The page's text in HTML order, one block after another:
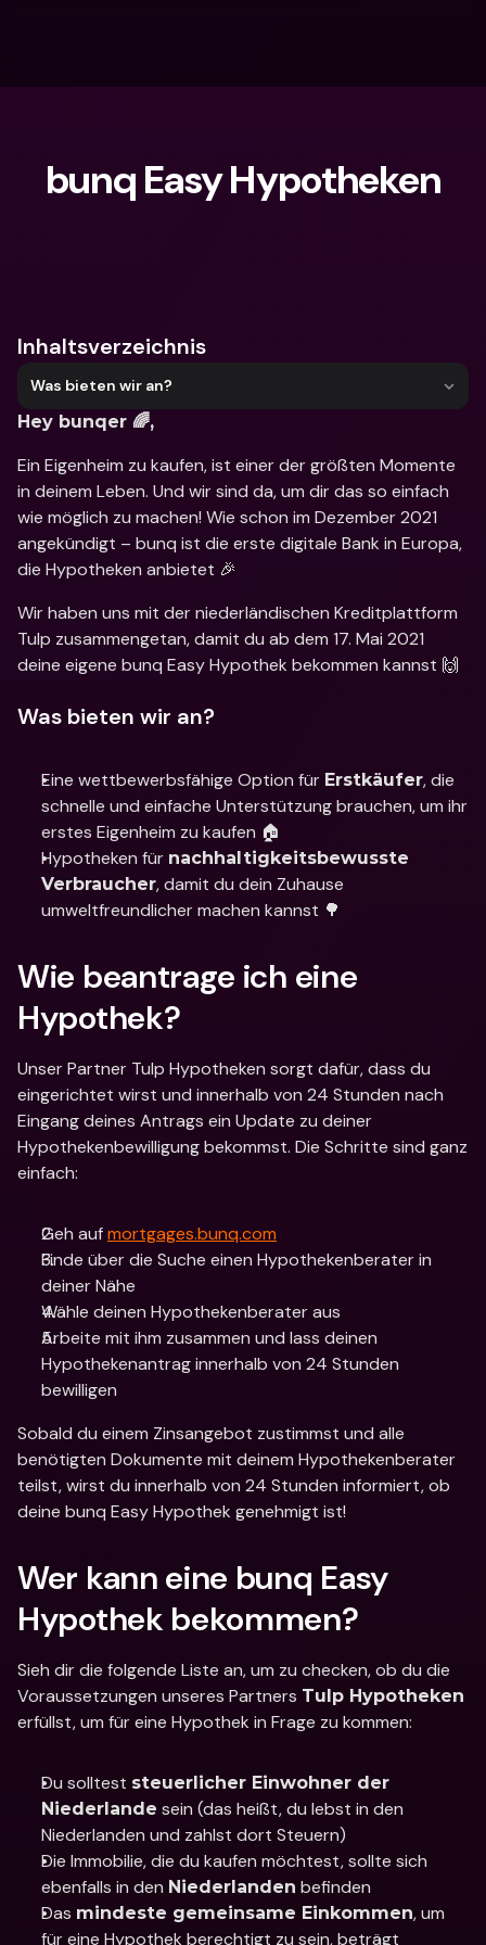
bunq Easy Hypotheken
Inhaltsverzeichnis
Was bieten wir an?
Hey bunqer 🌈,
Ein Eigenheim zu kaufen, ist einer der größten Momente
in deinem Leben. Und wir sind da, um dir das so einfach
wie möglich zu machen! Wie schon im Dezember 2021
angekündigt – bunq ist die erste digitale Bank in Europa,
die Hypotheken anbietet 🎉
Wir haben uns mit der niederländischen Kreditplattform
Tulp zusammengetan, damit du ab dem 17. Mai 2021
deine eigene bunq Easy Hypothek bekommen kannst 🙌
Was bieten wir an?
Eine wettbewerbsfähige Option für Erstkäufer, die
schnelle und einfache Unterstützung brauchen, um ihr
erstes Eigenheim zu kaufen 🏠
Hypotheken für nachhaltigkeitsbewusste
Verbraucher, damit du dein Zuhause
umweltfreundlicher machen kannst 🌳
Wie beantrage ich eine
Hypothek?
Unser Partner Tulp Hypotheken sorgt dafür, dass du
eingerichtet wirst und innerhalb von 24 Stunden nach
Eingang deines Antrags ein Update zu deiner
Hypothekenbewilligung bekommst. Die Schritte sind ganz
einfach:
Geh auf mortgages.bunq.com
Finde über die Suche einen Hypothekenberater in
deiner Nähe
Wähle deinen Hypothekenberater aus
Arbeite mit ihm zusammen und lass deinen
Hypothekenantrag innerhalb von 24 Stunden
bewilligen
Sobald du einem Zinsangebot zustimmst und alle
benötigten Dokumente mit deinem Hypothekenberater
teilst, wirst du innerhalb von 24 Stunden informiert, ob
deine bunq Easy Hypothek genehmigt ist!
Wer kann eine bunq Easy
Hypothek bekommen?
Sieh dir die folgende Liste an, um zu checken, ob du die
Voraussetzungen unseres Partners Tulp Hypotheken
erfüllst, um für eine Hypothek in Frage zu kommen:
Du solltest steuerlicher Einwohner der
Niederlande sein (das heißt, du lebst in den
Niederlanden und zahlst dort Steuern)
Die Immobilie, die du kaufen möchtest, sollte sich
ebenfalls in den Niederlanden befinden
Das mindeste gemeinsame Einkommen, um